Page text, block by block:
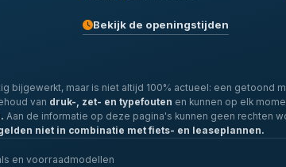
Bekijk de openingstijden
bijgewerkt, maar is niet altijd 100% actueel: een
van druk-, zet- en typefouten en kunnen op elk
Aan de informatie op deze pagina's kunnen geen rechten
niet in combinatie met fiets- en leaseplannen.
en voorraadmodellen